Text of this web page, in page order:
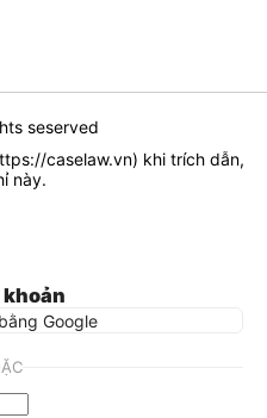
seserved
caselaw.vn) khi trích dẫn,
này.
khoản
Google